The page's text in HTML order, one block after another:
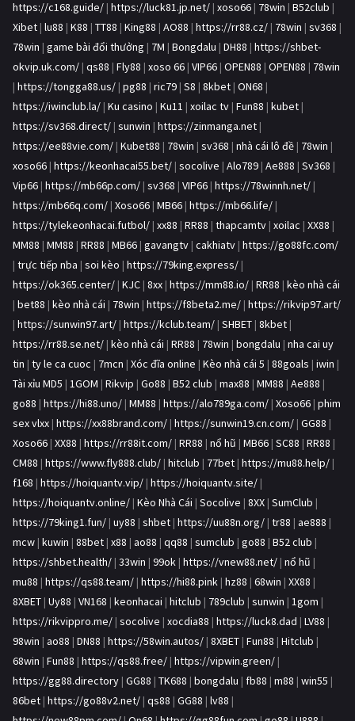
https://c168.guide/ | https://luck81.jp.net/ | xoso66 | 78win | B52club |
Xibet | lu88 | K88 | TT88 | King88 | AO88 | https://rr88.cz/ | 78win | sv368 |
78win | game bài đổi thưởng | 7M | Bongdalu | DH88 | https://shbet-
okvip.uk.com/ | qs88 | Fly88 | xoso 66 | VIP66 | OPEN88 | OPEN88 | 78win
| https://tongga88.us/ | pg88 | ric79 | S8 | 8kbet | ON68 |
https://iwinclub.la/ | Ku casino | Ku11 | xoilac tv | Fun88 | kubet |
https://sv368.direct/ | sunwin | https://zinmanga.net |
https://ee88vie.com/ | Kubet88 | 78win | sv368 | nhà cái lô đề | 78win |
xoso66 | https://keonhacai55.bet/ | socolive | Alo789 | Ae888 | Sv368 |
Vip66 | https://mb66p.com/ | sv368 | VIP66 | https://78winnh.net/ |
https://mb66q.com/ | Xoso66 | MB66 | https://mb66.life/ |
https://tylekeonhacai.futbol/ | xx88 | RR88 | thapcamtv | xoilac | XX88 |
MM88 | MM88 | RR88 | MB66 | gavangtv | cakhiatv | https://go88fc.com/
| trực tiếp nba | soi kèo | https://79king.express/ |
https://ok365.center/ | KJC | 8xx | https://mm88.io/ | RR88 | kèo nhà cái
| bet88 | kèo nhà cái | 78win | https://f8beta2.me/ | https://rikvip97.art/
| https://sunwin97.art/ | https://kclub.team/ | SHBET | 8kbet |
https://rr88.se.net/ | kèo nhà cái | RR88 | 78win | bongdalu | nha cai uy
tin | ty le ca cuoc | 7mcn | Xóc đĩa online | Kèo nhà cái 5 | 88goals | iwin |
Tài xỉu MD5 | 1GOM | Rikvip | Go88 | B52 club | max88 | MM88 | Ae888 |
go88 | https://hi88.uno/ | MM88 | https://alo789ga.com/ | Xoso66 | phim
sex vlxx | https://xx88brand.com/ | https://sunwin19.cn.com/ | GG88 |
Xoso66 | XX88 | https://rr88it.com/ | RR88 | nổ hũ | MB66 | SC88 | RR88 |
CM88 | https://www.fly888.club/ | hitclub | 77bet | https://mu88.help/ |
f168 | https://hoiquantv.vip/ | https://hoiquantv.site/ |
https://hoiquantv.online/ | Kèo Nhà Cái | Socolive | 8XX | SumClub |
https://79king1.fun/ | uy88 | shbet | https://uu88n.org/ | tr88 | ae888 |
mcw | kuwin | 88bet | x88 | ao88 | qq88 | sumclub | go88 | B52 club |
https://shbet.health/ | 33win | 99ok | https://vnew88.net/ | nổ hũ |
mu88 | https://qs88.team/ | https://hi88.pink | hz88 | 68win | XX88 |
8XBET | Uy88 | VN168 | keonhacai | hitclub | 789club | sunwin | 1gom |
https://rikvippro.me/ | socolive | xocdia88 | https://luck8.dad | LV88 |
98win | ao88 | DN88 | https://58win.autos/ | 8XBET | Fun88 | Hitclub |
68win | Fun88 | https://qs88.free/ | https://vipwin.green/ |
https://gg88.directory | GG88 | TK688 | bongdalu | fb88 | m88 | win55 |
86bet | https://go88v2.net/ | qs88 | GG88 | lv88 |